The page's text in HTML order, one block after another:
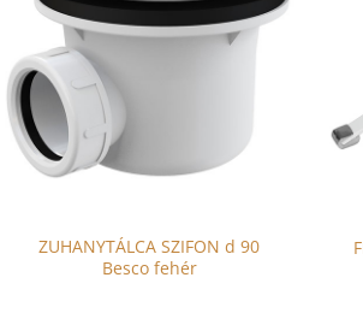
ZUHANYTÁLCA SZIFON d 90
Besco fehér